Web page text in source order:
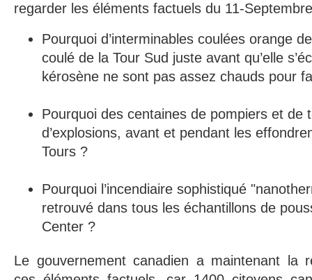
regarder les éléments factuels du 11-
Pourquoi d’interminables coulées orange
coulé de la Tour Sud juste avant qu’elle
kérosène ne sont pas assez chauds pour
Pourquoi des centaines de pompiers et de
d’explosions, avant et pendant les
Tours ?
Pourquoi l’incendiaire sophistiqué
retrouvé dans tous les échantillons de
Center ?
Le gouvernement canadien a maintenant la